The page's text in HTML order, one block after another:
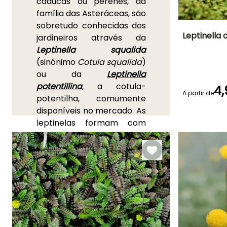
família das Asteráceas, são
sobretudo conhecidas dos
jardineiros através da
Leptinella squalida
(sinónimo Cotula squalida)
ou da Leptinella
potentillina, a cotula-
potentilha, comumente
disponíveis no mercado. As
leptinelas formam com
relativa rapidez belos
tapetes de folhagem
semelhante a feto, com
reflexos bronzeados ou
violáceos, particularmente
escuros na variedade
'Platt's Black'. Originárias
de prados de altitude,
Junho à
Leptinella
A partir de